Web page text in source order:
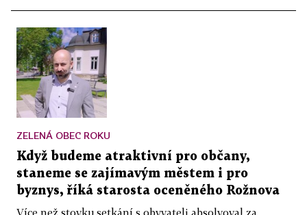
ZELENÁ OBEC ROKU
Když budeme atraktivní pro občany,
staneme se zajímavým městem i pro
byznys, říká starosta oceněného Rožnova
Více než stovku setkání s obyvateli absolvoval za